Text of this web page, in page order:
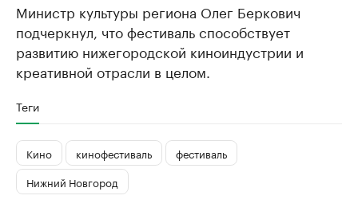
Министр культуры региона Олег Беркович
подчеркнул, что фестиваль способствует
развитию нижегородской киноиндустрии и
креативной отрасли в целом.
Теги
Кино кинофестиваль
фестиваль
Нижний Новгород